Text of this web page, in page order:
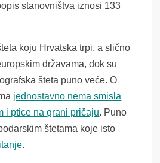
stanovništva iznosi 133
koju Hrvatska trpi, a slično
državama, dok su
šteta puno veće. O
jednostavno nema smisla
i ptice na grani pričaju. Puno
štetama koje isto
.